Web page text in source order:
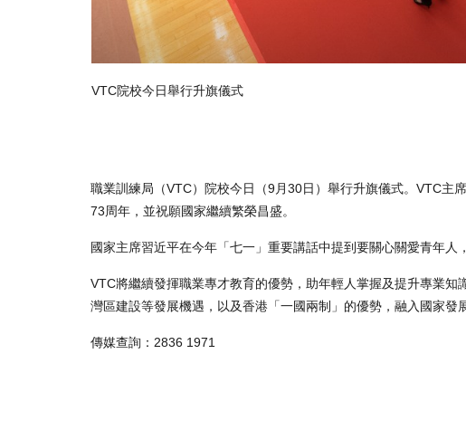
VTC院校今日舉行升旗儀式
職業訓練局（VTC）院校今日（9月30日）舉行升旗儀式。VTC主
73周年，並祝願國家繼續繁榮昌盛。
國家主席習近平在今年「七一」重要講話中提到要關心關愛青年
VTC將繼續發揮職業專才教育的優勢，助年輕人掌握及提升專業
灣區建設等發展機遇，以及香港「一國兩制」的優勢，融入國家發
傳媒查詢：2836 1971